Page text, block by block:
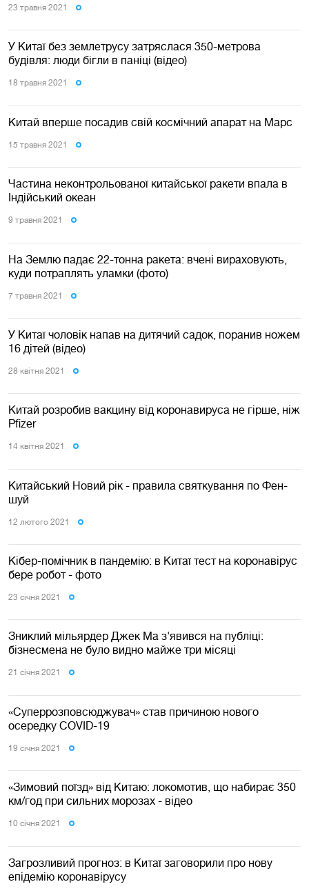
23 травня 2021
У Китаї без землетрусу затряслася 350-метрова
будiвля: люди бігли в паніці (відео)
18 травня 2021
Китай вперше посадив свій космічний апарат на Марс
15 травня 2021
Частина неконтрольованої китайської ракети впала в
Індійський океан
9 травня 2021
На Землю падає 22-тонна ракета: вчені вираховують,
куди потраплять уламки (фото)
7 травня 2021
У Китаї чоловік напав на дитячий садок, поранив ножем
16 дітей (відео)
28 квiтня 2021
Китай розробив вакцину від коронавируса не гірше, ніж
Pfizer
14 квiтня 2021
Китайський Новий рік - правила святкування по Фен-
шуй
12 лютого 2021
Кібер-помічник в пандемію: в Китаї тест на коронавірус
бере робот - фото
23 сiчня 2021
Зниклий мільярдер Джек Ма з'явився на публіці:
бізнесмена не було видно майже три місяці
21 сiчня 2021
«Суперрозповсюджувач» став причиною нового
осередку COVID-19
19 сiчня 2021
«Зимовий поїзд» від Китаю: локомотив, що набирає 350
км/год при сильних морозах - відео
10 сiчня 2021
Загрозливий прогноз: в Китаї заговорили про нову
епідемію коронавірусу